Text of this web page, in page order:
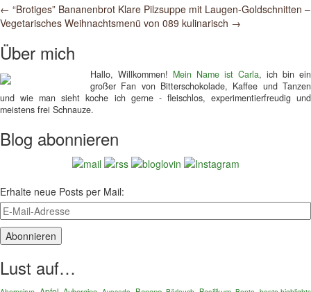
Post
navigation
← “Brotiges” Bananenbrot Klare Pilzsuppe mit Laugen-Goldschnitten –
Vegetarisches Weihnachtsmenü von 089 kulinarisch →
Über mich
Hallo, Willkommen! Mein Name ist Carla, ich bin ein
großer Fan von Bitterschokolade, Kaffee und Tanzen
und wie man sieht koche ich gerne - fleischlos, experimentierfreudig und
meistens frei Schnauze.
Blog abonnieren
Erhalte neue Posts per Mail:
Lust auf…